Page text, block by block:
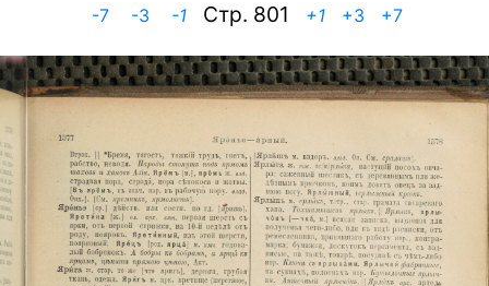
-7
-3 -1 Cтр. 801 +1 +3 +7